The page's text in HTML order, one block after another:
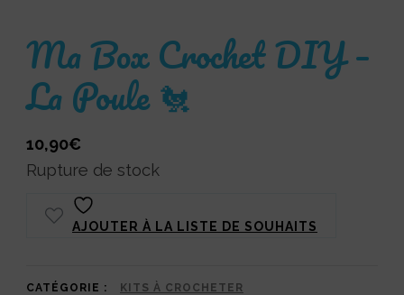
Ma Box Crochet DIY –
La Poule 🐔
10,90€
Rupture de stock
AJOUTER À LA LISTE DE SOUHAITS
CATÉGORIE : KITS À CROCHETER